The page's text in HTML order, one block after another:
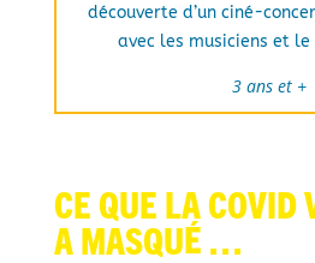
découverte d’un ciné-
avec les musiciens et
3 ans et +
CE QUe la covid
a masqué …